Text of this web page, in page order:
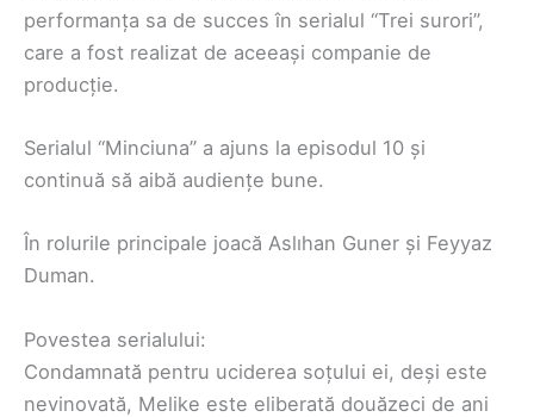
performanța sa de succes în serialul “Trei surori”,
care a fost realizat de aceeași companie de
producție.
Serialul “Minciuna” a ajuns la episodul 10 și
continuă să aibă audiențe bune.
În rolurile principale joacă Aslıhan Guner și Feyyaz
Duman.
Povestea serialului:
Condamnată pentru uciderea soțului ei, deși este
nevinovată, Melike este eliberată douăzeci de ani